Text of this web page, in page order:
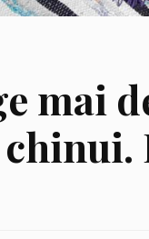
mai